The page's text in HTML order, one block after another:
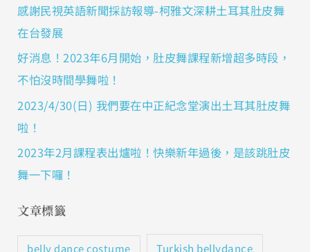
感謝民視英語新聞採訪報導-柯雅文深耕土耳其肚皮舞
在台發展
好消息！2023年6月開始，肚皮舞課程新增超多時段，
不怕沒時間學舞啦！
2023/4/30(日) 我們要在中正紀念堂演出土耳其肚皮舞
啦！
2023年2月課程表出爐啦！快樂新年過後，是該跳肚皮
舞一下囉！
文章標籤
belly dance costume Turkish bellydance